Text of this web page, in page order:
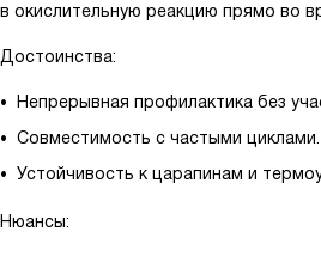
в окислительную реакцию прямо во
Достоинства:
Непрерывная профилактика без
Совместимость с частыми циклами.
Устойчивость к царапинам и
Нюансы: